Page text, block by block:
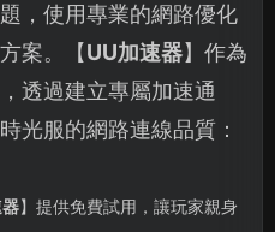
，使用專業的網路優化
案。【UU加速器】作為
透過建立專屬加速通
光服的網路連線品質：
】提供免費試用，讓玩家親身